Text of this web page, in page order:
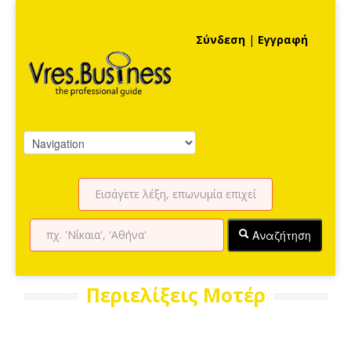
Σύνδεση | Εγγραφή
Αναζήτηση
Περιελίξεις Μοτέρ